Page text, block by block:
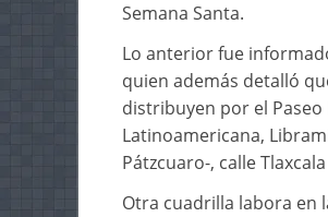
Semana Santa.
Lo anterior fue
quien además detalló
distribuyen por el Paseo
Latinoamericana,
Pátzcuaro-, calle
Otra cuadrilla labora en